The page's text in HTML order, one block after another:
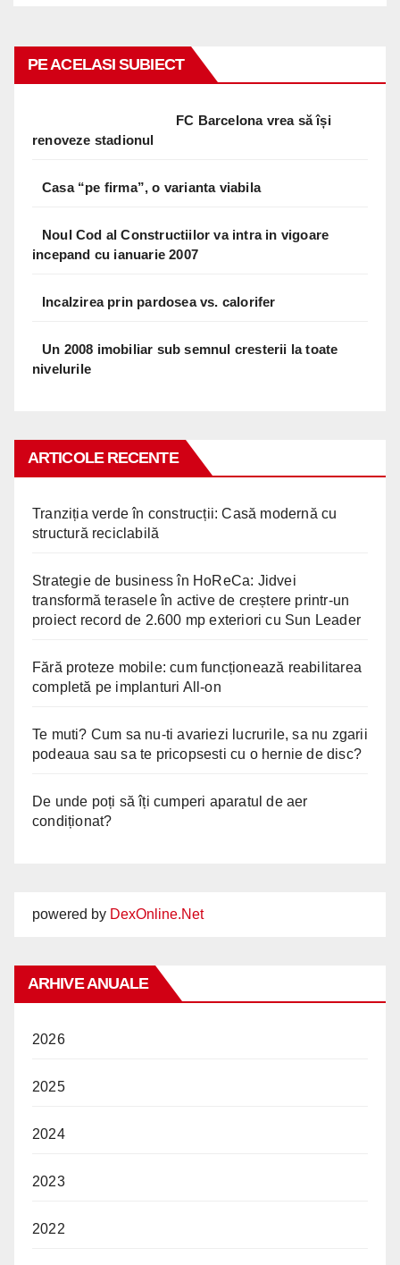
PE ACELASI SUBIECT
FC Barcelona vrea să își
renoveze stadionul
Casa “pe firma”, o varianta viabila
Noul Cod al Constructiilor va intra in vigoare
incepand cu ianuarie 2007
Incalzirea prin pardosea vs. calorifer
Un 2008 imobiliar sub semnul cresterii la toate
nivelurile
ARTICOLE RECENTE
Tranziția verde în construcții: Casă modernă cu
structură reciclabilă
Strategie de business în HoReCa: Jidvei
transformă terasele în active de creștere printr-un
proiect record de 2.600 mp exteriori cu Sun Leader
Fără proteze mobile: cum funcționează reabilitarea
completă pe implanturi All-on
Te muti? Cum sa nu-ti avariezi lucrurile, sa nu zgarii
podeaua sau sa te pricopsesti cu o hernie de disc?
De unde poți să îți cumperi aparatul de aer
condiționat?
powered by DexOnline.Net
ARHIVE ANUALE
2026
2025
2024
2023
2022